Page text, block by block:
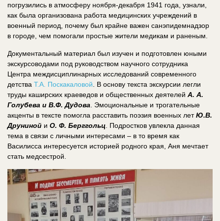
погрузились в атмосферу ноября-декабря 1941 года, узнали,
как была организована работа медицинских учреждений в
военный период, почему был крайне важен санэпидемнадзор
в городе, чем помогали простые жители медикам и раненым.
Документальный материал был изучен и подготовлен юными
экскурсоводами под руководством научного сотрудника
Центра междисциплинарных исследований современного
детства Т.А. Поскакаловой . В основу текста экскурсии легли
труды каширских краеведов и общественных деятелей А. А.
Голубева и В.Ф. Дудова . Эмоциональные и трогательные
акценты в тексте помогла расставить поэзия военных летЮ.В.
Друниной и О. Ф. Берггольц . Подростков увлекла данная
тема в связи с личными интересами – в то время как
Василисса интересуется историей родного края, Аня мечтает
стать медсестрой.